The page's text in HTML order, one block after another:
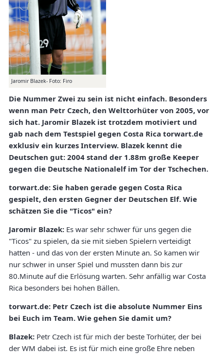
Jaromir Blazek- Foto: Firo
Die Nummer Zwei zu sein ist nicht einfach. Besonders
wenn man Petr Czech, den Welttorhüter von 2005, vor
sich hat. Jaromir Blazek ist trotzdem motiviert und
gab nach dem Testspiel gegen Costa Rica torwart.de
exklusiv ein kurzes Interview. Blazek kennt die
Deutschen gut: 2004 stand der 1.88m große Keeper
gegen die Deutsche Nationalelf im Tor der Tschechen.
torwart.de: Sie haben gerade gegen Costa Rica
gespielt, den ersten Gegner der Deutschen Elf. Wie
schätzen Sie die "Ticos" ein?
Jaromir Blazek: Es war sehr schwer für uns gegen die
"Ticos" zu spielen, da sie mit sieben Spielern verteidigt
hatten - und das von der ersten Minute an. So kamen wir
nur schwer in unser Spiel und mussten dann bis zur
80.Minute auf die Erlösung warten. Sehr anfällig war Costa
Rica besonders bei hohen Bällen.
torwart.de: Petr Czech ist die absolute Nummer Eins
bei Euch im Team. Wie gehen Sie damit um?
Blazek: Petr Czech ist für mich der beste Torhüter, der bei
der WM dabei ist. Es ist für mich eine große Ehre neben